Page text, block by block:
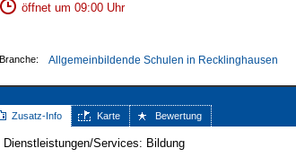
öffnet um 09:00 Uhr
Branche: Allgemeinbildende Schulen in Recklinghausen
Zusatz-Info Karte Bewertung
Dienstleistungen/Services: Bildung